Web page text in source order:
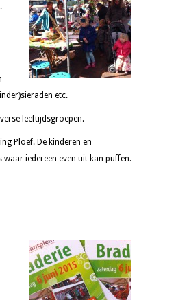
etc.
leeftijdsgroepen.
Ploef. De kinderen en
waar iedereen even uit kan puffen.